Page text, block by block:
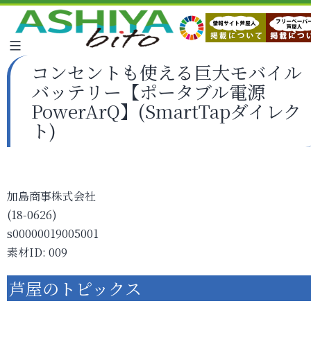
コンセントも使える巨大モバイル
バッテリー【ポータブル電源
PowerArQ】(SmartTapダイレク
ト)
加島商事株式会社
(18-0626)
s00000019005001
素材ID: 009
芦屋のトピックス